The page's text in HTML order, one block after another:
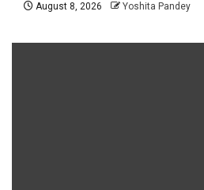
August 8, 2026 Yoshita Pandey